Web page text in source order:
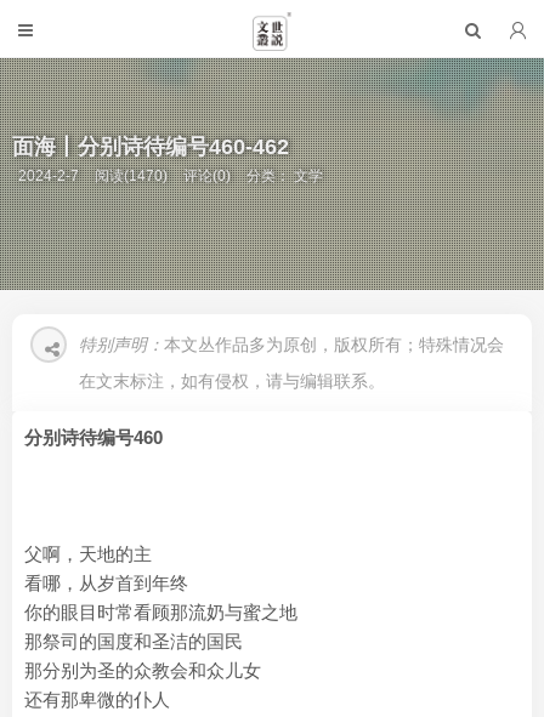
面海丨分别诗待编号460-462
2024-2-7 阅读(1470) 评论(0) 分类：文学
特别声明： 本文丛作品多为原创，版权所有；特殊情况会
在文末标注，如有侵权，请与编辑联系。
分别诗待编号460
父啊，天地的主
看哪，从岁首到年终
你的眼目时常看顾那流奶与蜜之地
那祭司的国度和圣洁的国民
那分别为圣的众教会和众儿女
还有那卑微的仆人